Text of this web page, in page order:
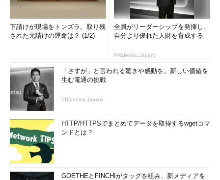
ただし、同氏は「この問題への対策は、根本的にはベンダーか
らのパッチ提供を待つことしかない」としながらも、「不要なポ
ートは閉じる」「開くとしても、インターネット側には開放しな
も、ある程度リスクを低減することはできると述べた。
「マルバタイジング（不正広告）」
最後に川口氏は、Webサイト上の広告経由で
マルウェアに感染してしまう「マルバタイジン
グ（不正広告）」の問題を最近のトピックとし
て取り上げた。
川口氏は「インターネット広告はあらゆるサ
イトで表示されるため、感染してもその流入経
路を突き止めるのが非常に難しい」と指摘し、最終的な対策とし
下請けが現場をトンズラ。取り残
された元請けの運命は？ (1/2)
全員がリーダーシップを発揮し、
自分より優れた人財を育成する
PR(dentsu Japan)
「さすが」と言われる驚きや感動を。新しい価値を
生む電通の挑戦
PR(dentsu Japan)
HTTP/HTTPSでまとめてデータを取得するwgetコマ
ンドとは？
GOETHEとFINCHIがタッグを組み、新メディアを